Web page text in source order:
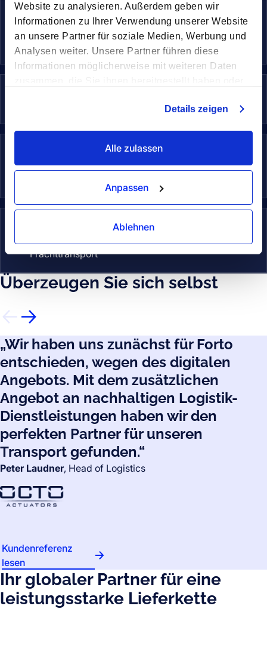
Website zu analysieren. Außerdem geben wir
Informationen zu Ihrer Verwendung unserer Website
an unsere Partner für soziale Medien, Werbung und
Analysen weiter. Unsere Partner führen diese
Informationen möglicherweise mit weiteren Daten
Details zeigen
Alle zulassen
Anpassen
Ablehnen
Seefracht
Effiziente Lösung für weltweiten Transport
hoher Volumina
Luftfracht
Schneller und zuverlässiger Warentransport
Zuverlässiger Transport für weite
Zusätzliche Services
Frachttransport
Überzeugen Sie sich selbst
„Wir haben uns zunächst für Forto
entschieden, wegen des digitalen
Angebots. Mit dem zusätzlichen
Angebot an nachhaltigen Logistik-
Dienstleistungen haben wir den
perfekten Partner für unseren
Transport gefunden.“
Peter Laudner, Head of Logistics
Kundenreferenz
lesen
Ihr globaler Partner für eine
leistungsstarke Lieferkette